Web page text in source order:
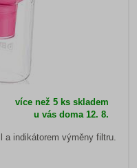
více než 5 ks skladem
u vás doma12. 8.
a indikátorem výměny filtru.